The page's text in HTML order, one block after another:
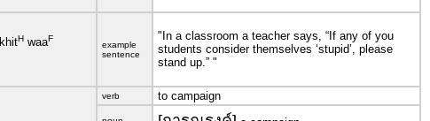
khitH waaF
example
sentence
"In a classroom a teacher says, “If any of you
students consider themselves ‘stupid’, please
stand up.” "
verb to campaign